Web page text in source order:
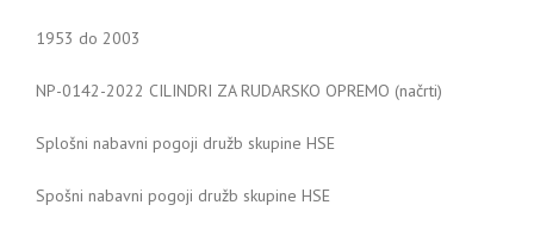
1953 do 2003
NP-0142-2022 CILINDRI ZA RUDARSKO OPREMO (načrti)
Splošni nabavni pogoji družb skupine HSE
Spošni nabavni pogoji družb skupine HSE